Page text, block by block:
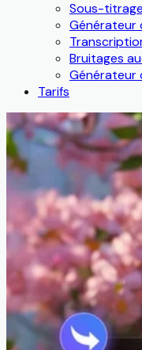
Sous-
Générateur
Bruitages
Générateur
Tarifs